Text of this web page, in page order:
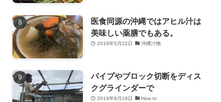
医食同源の沖縄ではアヒル汁は
美味しい薬膳でもある。
2019年5月22日 沖縄汁物
パイプやブロック切断をディス
クグラインダーで
2019年9月18日 How to